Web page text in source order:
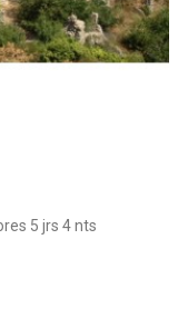
5 jrs 4 nts